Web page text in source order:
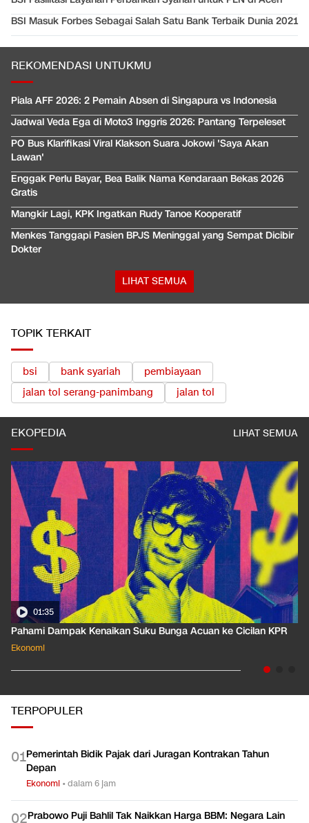
BSI Masuk Forbes Sebagai Salah Satu Bank Terbaik Dunia 2021
REKOMENDASI UNTUKMU
Piala AFF 2026: 2 Pemain Absen di Singapura vs Indonesia
Jadwal Veda Ega di Moto3 Inggris 2026: Pantang Terpeleset
PO Bus Klarifikasi Viral Klakson Suara Jokowi 'Saya Akan
Lawan'
Enggak Perlu Bayar, Bea Balik Nama Kendaraan Bekas 2026
Gratis
Mangkir Lagi, KPK Ingatkan Rudy Tanoe Kooperatif
Menkes Tanggapi Pasien BPJS Meninggal yang Sempat Dicibir
Dokter
LIHAT SEMUA
TOPIK TERKAIT
bsi bank syariah
pembiayaan
jalan tol serang-panimbang
jalan tol
EKOPEDIA LIHAT SEMUA
01:35
Pahami Dampak Kenaikan Suku Bunga Acuan ke Cicilan KPR
Ekonomi
TERPOPULER
01Pemerintah Bidik Pajak dari Juragan Kontrakan Tahun
Depan
Ekonomi •dalam 6 jam
02Prabowo Puji Bahlil Tak Naikkan Harga BBM: Negara Lain